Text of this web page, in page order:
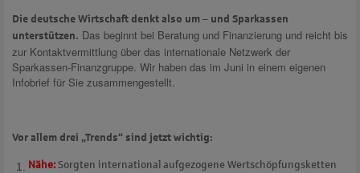
Die deutsche Wirtschaft denkt also um – und Sparkassen
unterstützen. Das beginnt bei Beratung und Finanzierung und reicht bis
zur Kontaktvermittlung über das internationale Netzwerk der
Sparkassen-Finanzgruppe. Wir haben das im Juni in einem eigenen
Infobrief für Sie zusammengestellt.
Vor allem drei „Trends“ sind jetzt wichtig:
Nähe: Sorgten international aufgezogene Wertschöpfungsketten